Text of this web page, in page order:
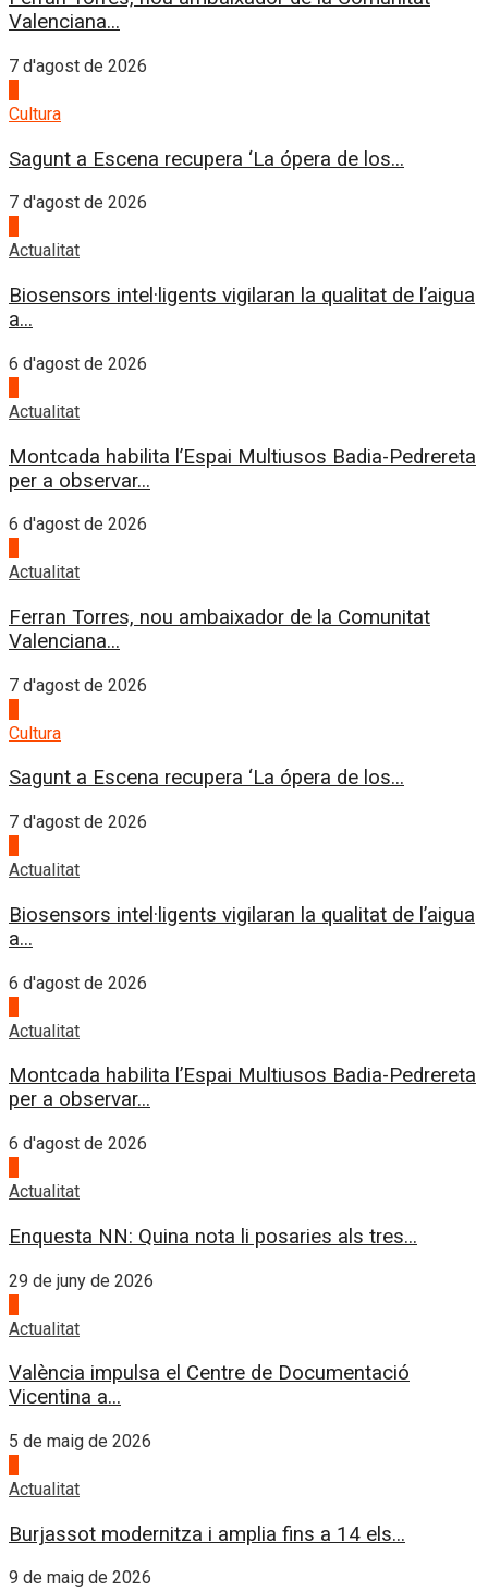
Valenciana...
7 d'agost de 2026
Cultura
Sagunt a Escena recupera ‘La ópera de los...
7 d'agost de 2026
Actualitat
Biosensors intel·ligents vigilaran la qualitat de l’aigua
a...
6 d'agost de 2026
Actualitat
Montcada habilita l’Espai Multiusos Badia-Pedrereta
per a observar...
6 d'agost de 2026
Actualitat
Ferran Torres, nou ambaixador de la Comunitat
Valenciana...
7 d'agost de 2026
Cultura
Sagunt a Escena recupera ‘La ópera de los...
7 d'agost de 2026
Actualitat
Biosensors intel·ligents vigilaran la qualitat de l’aigua
a...
6 d'agost de 2026
Actualitat
Montcada habilita l’Espai Multiusos Badia-Pedrereta
per a observar...
6 d'agost de 2026
Actualitat
Enquesta NN: Quina nota li posaries als tres...
29 de juny de 2026
Actualitat
València impulsa el Centre de Documentació
Vicentina a...
5 de maig de 2026
Actualitat
Burjassot modernitza i amplia fins a 14 els...
9 de maig de 2026